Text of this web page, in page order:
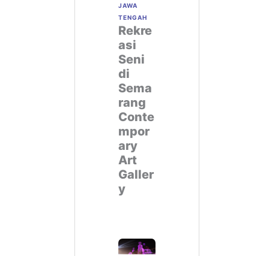
JAWA
TENGAH
Rekre
asi
Seni
di
Sema
rang
Conte
mpor
ary
Art
Galler
y